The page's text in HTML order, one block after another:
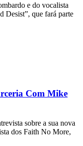
e do vocalista
Desist”, que fará parte
Com Mike
sobre a sua nova
dos Faith No More,